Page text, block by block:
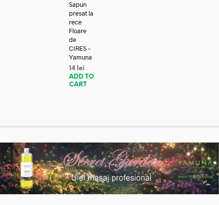
Sapun
presat la
rece
Floare
de
CIRES –
Yamuna
14 lei
ADD TO
CART